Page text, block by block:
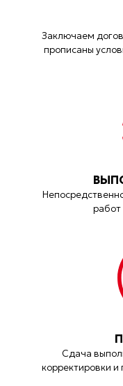
Заключаем
прописаны
Сдача
корректировки